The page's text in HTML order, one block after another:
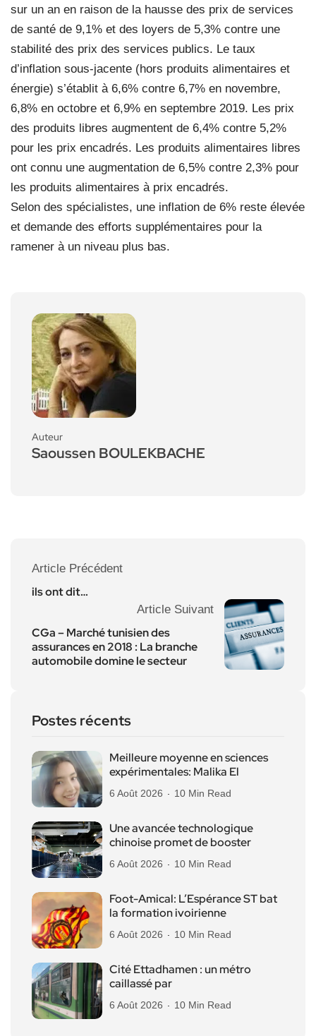
sur un an en raison de la hausse des prix de services
de santé de 9,1% et des loyers de 5,3% contre une
stabilité des prix des services publics. Le taux
d’inflation sous-jacente (hors produits alimentaires et
énergie) s’établit à 6,6% contre 6,7% en novembre,
6,8% en octobre et 6,9% en septembre 2019. Les prix
des produits libres augmentent de 6,4% contre 5,2%
pour les prix encadrés. Les produits alimentaires libres
ont connu une augmentation de 6,5% contre 2,3% pour
les produits alimentaires à prix encadrés.
Selon des spécialistes, une inflation de 6% reste élevée
et demande des efforts supplémentaires pour la
ramener à un niveau plus bas.
Auteur
Saoussen BOULEKBACHE
Article Précédent
ils ont dit…
Article Suivant
CGa – Marché tunisien des
assurances en 2018 : La branche
automobile domine le secteur
Postes récents
Meilleure moyenne en sciences
expérimentales: Malika El
6 Août 2026 10 Min Read
Une avancée technologique
chinoise promet de booster
6 Août 2026 10 Min Read
Foot-Amical: L’Espérance ST bat
la formation ivoirienne
6 Août 2026 10 Min Read
Cité Ettadhamen : un métro
caillassé par
6 Août 2026 10 Min Read